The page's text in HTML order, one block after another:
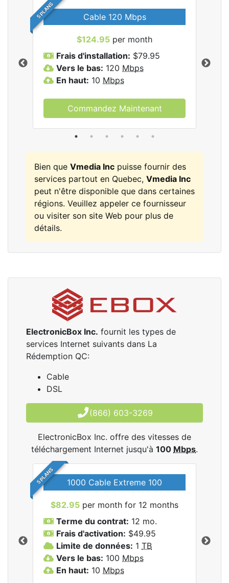
5 PLANS Cable 120 Mbps
$124.95 per month
Frais d'installation: $79.95
Vers le bas: 120 Mbps
En haut: 10 Mbps
Commandez Maintenant
Bien que Vmedia Inc puisse fournir des
services partout en Quebec, Vmedia Inc
peut n'être disponible que dans certaines
régions. Veuillez appeler ce fournisseur
ou visiter son site Web pour plus de
détails.
ElectronicBox Inc. fournit les types de
services Internet suivants dans La
Rédemption QC:
Cable
DSL
(866) 603-3269
ElectronicBox Inc. offre des vitesses de
téléchargement Internet jusqu'à 100 Mbps.
5 PLANS 1000 Cable Extreme 100
$82.95 per month for 12 months
Terme du contrat: 12 mo.
Frais d'activation: $49.95
Limite de données: 1 TB
Vers le bas: 100 Mbps
En haut: 10 Mbps